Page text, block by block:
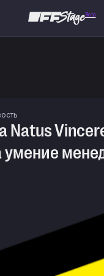
Beta
умение